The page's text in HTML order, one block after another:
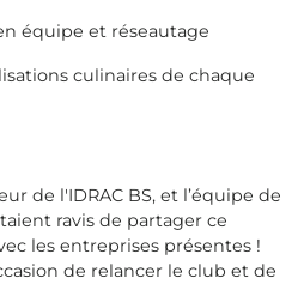
équipe et réseautage
culinaires de chaque
de l'IDRAC BS, et l’équipe de
ravis de partager ce
les entreprises présentes !
de relancer le club et de